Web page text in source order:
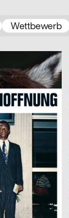
Wettbewerb
2012
2012
2012
CH
2011
2011